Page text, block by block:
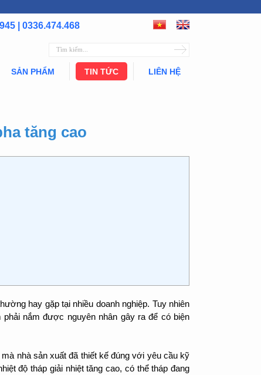
| 0336.474.468
SẢN PHẨM TIN TỨC LIÊN HỆ
tăng cao
hay gặp tại nhiều doanh nghiệp. Tuy nhiên
nắm được nguyên nhân gây ra để có biện
nhà sản xuất đã thiết kế đúng với yêu cầu kỹ
độ tháp giải nhiệt tăng cao, có thể tháp đang